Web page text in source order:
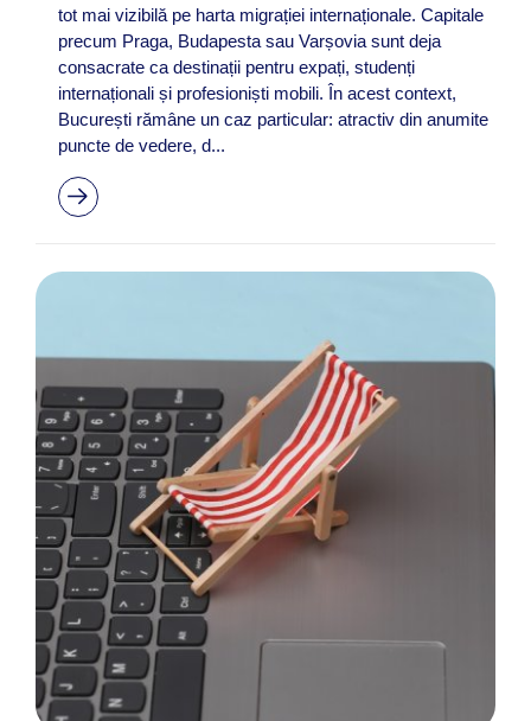
tot mai vizibilă pe harta migrației internaționale. Capitale
precum Praga, Budapesta sau Varșovia sunt deja
consacrate ca destinații pentru expați, studenți
internaționali și profesioniști mobili. În acest context,
București rămâne un caz particular: atractiv din anumite
puncte de vedere, d...